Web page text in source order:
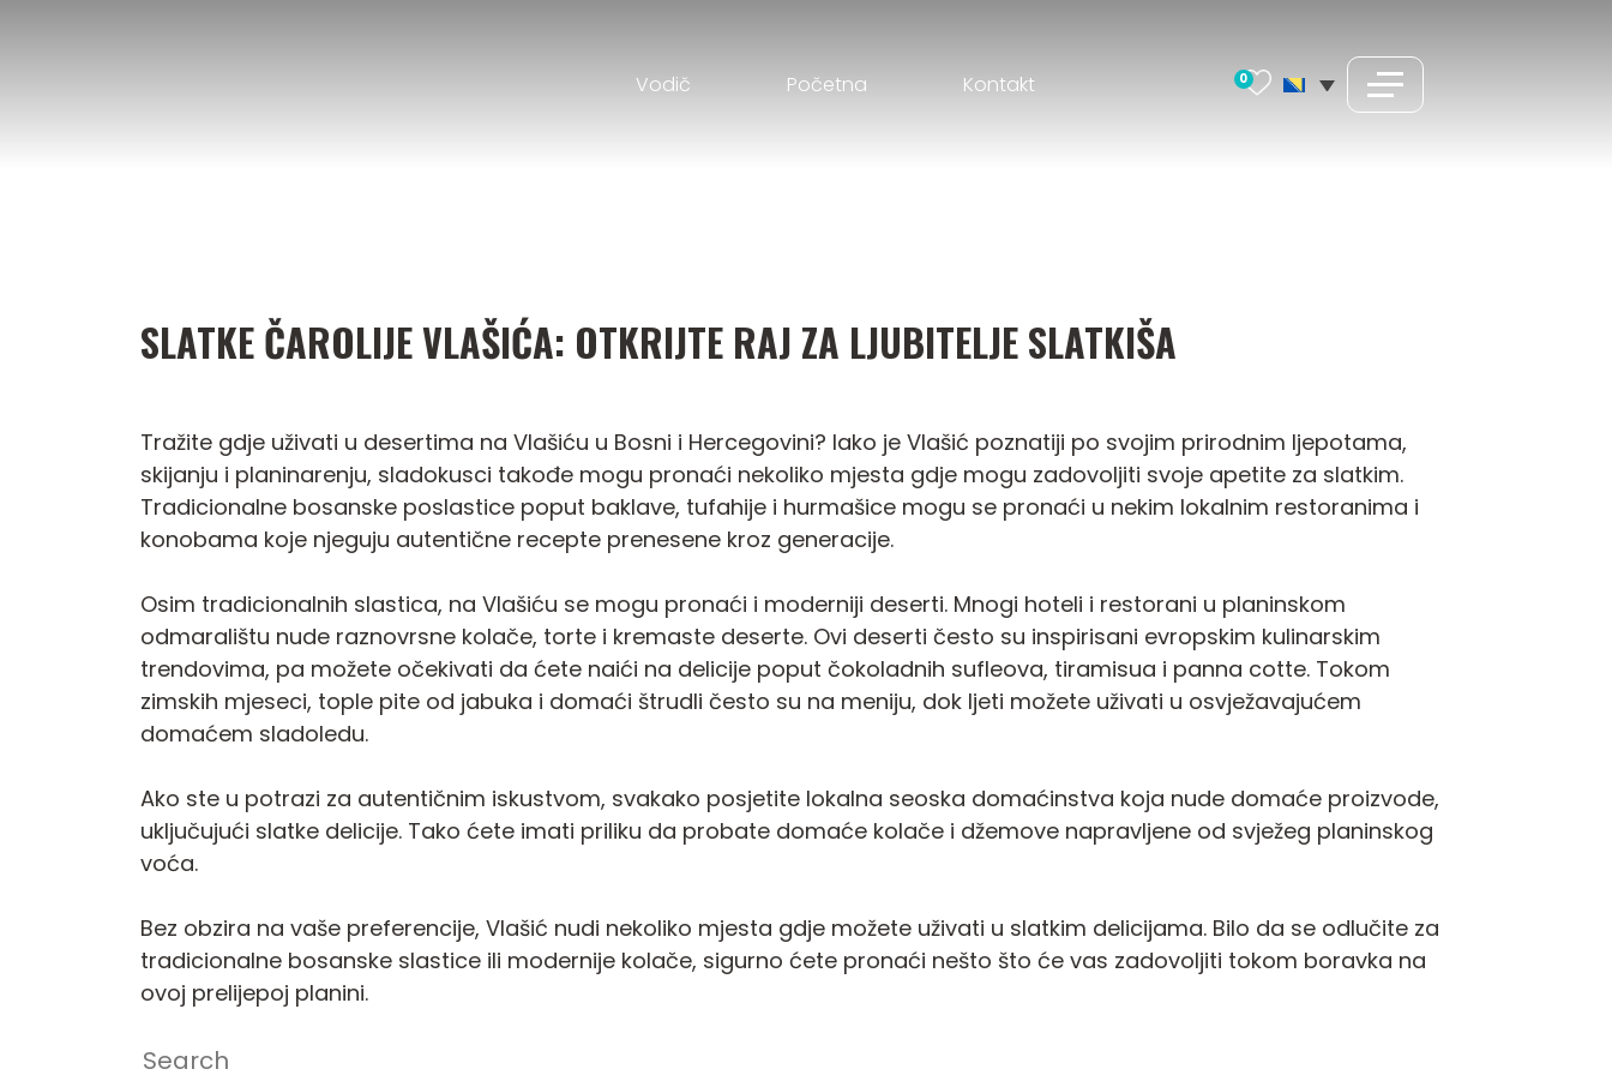
Vodič Početna Kontakt 0
SLATKE ČAROLIJE VLAŠIĆA: OTKRIJTE RAJ ZA LJUBITELJE SLATKIŠA
Tražite gdje uživati u desertima na Vlašiću u Bosni i Hercegovini? Iako je Vlašić poznatiji po svojim prirodnim ljepotama,
skijanju i planinarenju, sladokusci takođe mogu pronaći nekoliko mjesta gdje mogu zadovoljiti svoje apetite za slatkim.
Tradicionalne bosanske poslastice poput baklave, tufahije i hurmašice mogu se pronaći u nekim lokalnim restoranima i
konobama koje njeguju autentične recepte prenesene kroz generacije.
Osim tradicionalnih slastica, na Vlašiću se mogu pronaći i moderniji deserti. Mnogi hoteli i restorani u planinskom
odmaralištu nude raznovrsne kolače, torte i kremaste deserte. Ovi deserti često su inspirisani evropskim kulinarskim
trendovima, pa možete očekivati da ćete naići na delicije poput čokoladnih sufleova, tiramisua i panna cotte. Tokom
zimskih mjeseci, tople pite od jabuka i domaći štrudli često su na meniju, dok ljeti možete uživati u osvježavajućem
domaćem sladoledu.
Ako ste u potrazi za autentičnim iskustvom, svakako posjetite lokalna seoska domaćinstva koja nude domaće proizvode,
uključujući slatke delicije. Tako ćete imati priliku da probate domaće kolače i džemove napravljene od svježeg planinskog
voća.
Bez obzira na vaše preferencije, Vlašić nudi nekoliko mjesta gdje možete uživati u slatkim delicijama. Bilo da se odlučite za
tradicionalne bosanske slastice ili modernije kolače, sigurno ćete pronaći nešto što će vas zadovoljiti tokom boravka na
ovoj prelijepoj planini.